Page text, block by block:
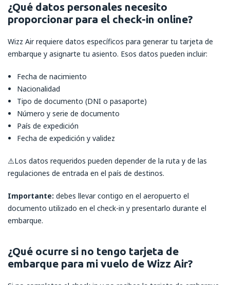
¿Qué datos personales necesito
proporcionar para el check-in online?
Wizz Air requiere datos específicos para generar tu tarjeta de
embarque y asignarte tu asiento. Esos datos pueden incluir:
Fecha de nacimiento
Nacionalidad
Tipo de documento (DNI o pasaporte)
Número y serie de documento
País de expedición
Fecha de expedición y validez
⚠️Los datos requeridos pueden depender de la ruta y de las
regulaciones de entrada en el país de destinos.
Importante: debes llevar contigo en el aeropuerto el
documento utilizado en el check-in y presentarlo durante el
embarque.
¿Qué ocurre si no tengo tarjeta de
embarque para mi vuelo de Wizz Air?